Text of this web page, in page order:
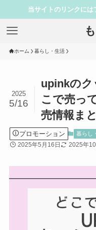
当サイトのリンクには
ホーム 暮らし・生活
upinkのク
こで売っ
売情報ま
2025
5/16
プロモーション 暮らし
2025年5月16日 2025年